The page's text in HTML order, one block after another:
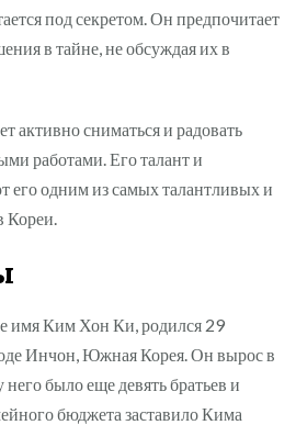
под секретом. Он предпочитает
в тайне, не обсуждая их в
сниматься и радовать
работами. Его талант и
его одним из самых талантливых и
Кореи.
имя Ким Хон Ки, родился 29
Инчон, Южная Корея. Он вырос в
него было еще девять братьев и
бюджета заставило Кима